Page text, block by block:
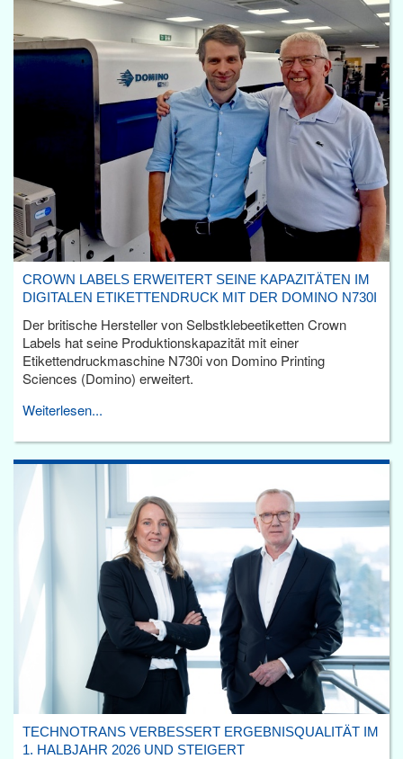
CROWN LABELS ERWEITERT SEINE KAPAZITÄTEN IM
DIGITALEN ETIKETTENDRUCK MIT DER DOMINO N730I
Der britische Hersteller von Selbstklebeetiketten Crown
Labels hat seine Produktionskapazität mit einer
Etikettendruckmaschine N730i von Domino Printing
Sciences (Domino) erweitert.
Weiterlesen...
TECHNOTRANS VERBESSERT ERGEBNISQUALITÄT IM
1. HALBJAHR 2026 UND STEIGERT